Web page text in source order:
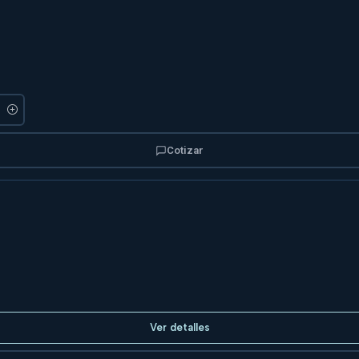
Cotizar
Ver detalles